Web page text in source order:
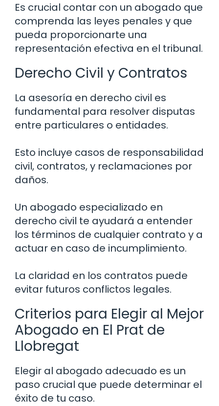
Es crucial contar con un abogado que
comprenda las leyes penales y que
pueda proporcionarte una
representación efectiva en el tribunal.
Derecho Civil y Contratos
La asesoría en derecho civil es
fundamental para resolver disputas
entre particulares o entidades.
Esto incluye casos de responsabilidad
civil, contratos, y reclamaciones por
daños.
Un abogado especializado en
derecho civil te ayudará a entender
los términos de cualquier contrato y a
actuar en caso de incumplimiento.
La claridad en los contratos puede
evitar futuros conflictos legales.
Criterios para Elegir al Mejor
Abogado en El Prat de
Llobregat
Elegir al abogado adecuado es un
paso crucial que puede determinar el
éxito de tu caso.